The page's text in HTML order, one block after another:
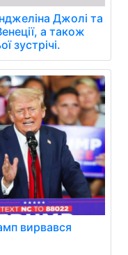
Джолі та
а також
зустрічі.
вирвався